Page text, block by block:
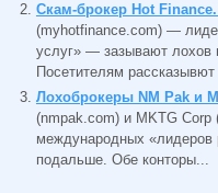
Скам-брокер Hot
(myhotfinance.com) —
услуг» — зазывают лохов
Посетителям рассказывют
Лохоброкеры NM Pak и
(nmpak.com) и MKTG
международных «лидеров
подальше. Обе конторы...